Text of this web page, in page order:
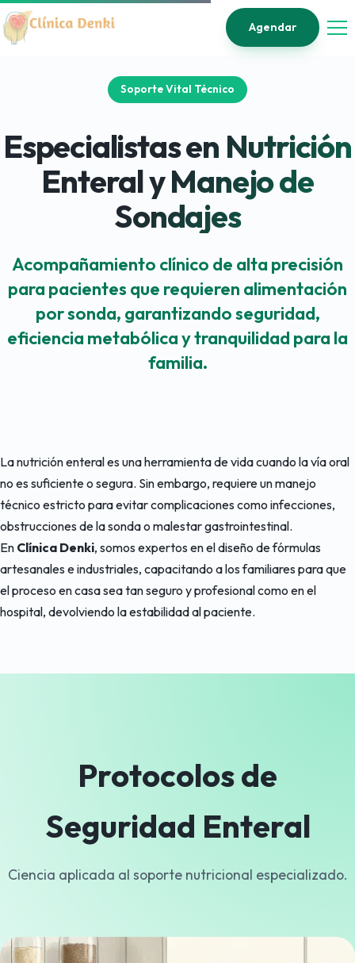
Agendar
Soporte Vital Técnico
Especialistas en Nutrición
Enteral y Manejo de
Sondajes
Acompañamiento clínico de alta precisión
para pacientes que requieren alimentación
por sonda, garantizando seguridad,
eficiencia metabólica y tranquilidad para la
familia.
La nutrición enteral es una herramienta de vida cuando la vía oral
no es suficiente o segura. Sin embargo, requiere un manejo
técnico estricto para evitar complicaciones como infecciones,
obstrucciones de la sonda o malestar gastrointestinal.
En Clínica Denki, somos expertos en el diseño de fórmulas
artesanales e industriales, capacitando a los familiares para que
el proceso en casa sea tan seguro y profesional como en el
hospital, devolviendo la estabilidad al paciente.
Protocolos de
Seguridad Enteral
Ciencia aplicada al soporte nutricional especializado.